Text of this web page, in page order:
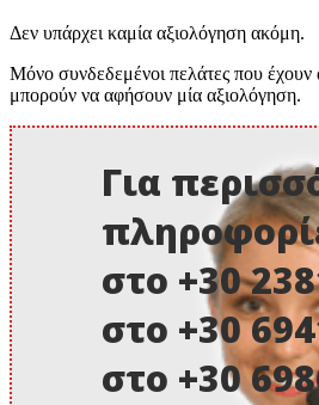
Δεν υπάρχει καμία αξιολόγηση ακόμη.
Μόνο συνδεδεμένοι πελάτες που έχουν
μπορούν να αφήσουν μία αξιολόγηση.
Για
στο +30
στο +30
στο +30